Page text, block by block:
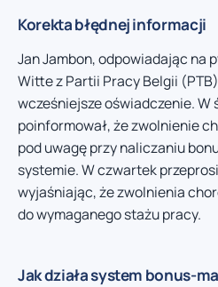
Korekta błędnej informacji
Jan Jambon, odpowiadając na
Witte z Partii Pracy Belgii
wcześniejsze oświadczenie. W
poinformował, że zwolnienie
pod uwagę przy naliczaniu
systemie. W czwartek
wyjaśniając, że zwolnienia
do wymaganego stażu pracy.
Jak działa system bonus-